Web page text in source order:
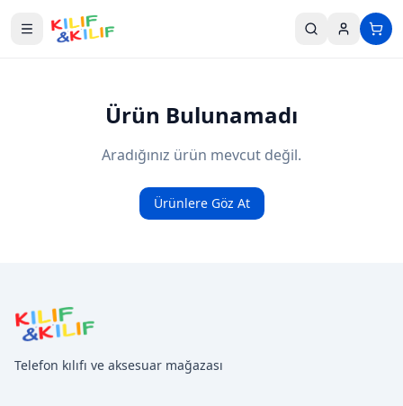
Ürün Bulunamadı
Aradığınız ürün mevcut değil.
Ürünlere Göz At
Telefon kılıfı ve aksesuar mağazası